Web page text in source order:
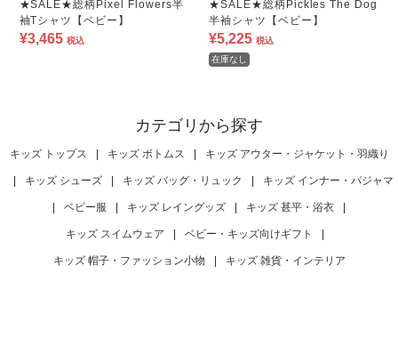
★SALE★総柄Pixel Flowers半
袖Tシャツ【ベビー】
¥3,465 税込
★SALE★総柄Pickles The Dog
半袖シャツ【ベビー】
¥5,225 税込
在庫なし
カテゴリから探す
キッズ トップス | キッズ ボトムス | キッズ アウター・ジャケット・羽織り
| キッズ シューズ | キッズ バッグ・リュック | キッズ インナー・パジャマ
| ベビー服 | キッズ レイングッズ | キッズ 甚平・浴衣 |
キッズ スイムウェア | ベビー・キッズ向けギフト |
キッズ 帽子・ファッション小物 | キッズ 雑貨・インテリア